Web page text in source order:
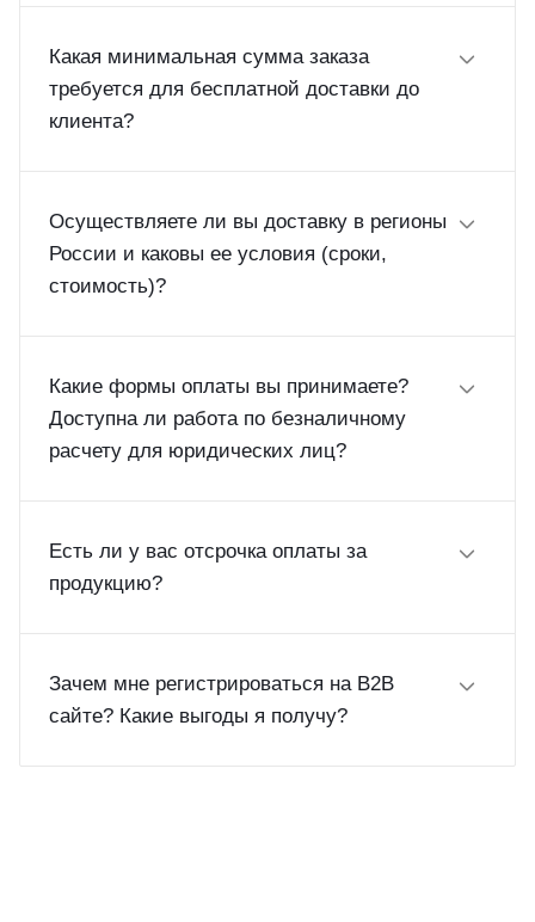
Какая минимальная сумма заказа
требуется для бесплатной доставки до
клиента?
Осуществляете ли вы доставку в регионы
России и каковы ее условия (сроки,
стоимость)?
Какие формы оплаты вы принимаете?
Доступна ли работа по безналичному
расчету для юридических лиц?
Есть ли у вас отсрочка оплаты за
продукцию?
Зачем мне регистрироваться на B2B
сайте? Какие выгоды я получу?